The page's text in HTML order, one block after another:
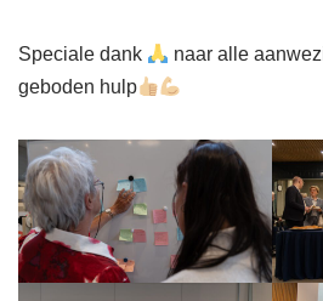
Speciale dank
naar alle
geboden hulp